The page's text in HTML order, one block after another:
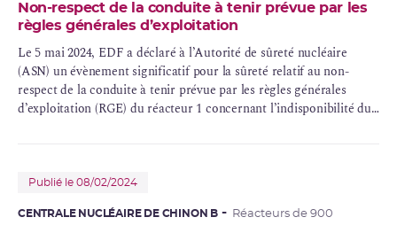
Non-respect de la conduite à tenir prévue par les
règles générales d’exploitation
Le 5 mai 2024, EDF a déclaré à l’Autorité de sûreté nucléaire
(ASN) un évènement significatif pour la sûreté relatif au non-
respect de la conduite à tenir prévue par les règles générales
d’exploitation (RGE) du réacteur 1 concernant l’indisponibilité du
Publié le 08/02/2024
CENTRALE NUCLÉAIRE DE CHINON B
Réacteurs de 900